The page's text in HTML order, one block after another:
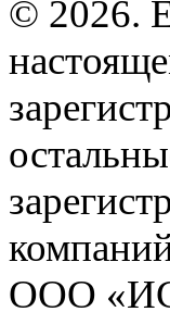
© 2026.
ООО